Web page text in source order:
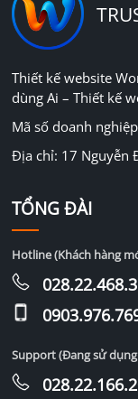
Thiết kế website
dùng Ai – Thiết kế
Mã số doanh
Địa chỉ: 17 Nguyễn
TỔNG ĐÀI
Hotline (Khách hàng
Support (Đang sử